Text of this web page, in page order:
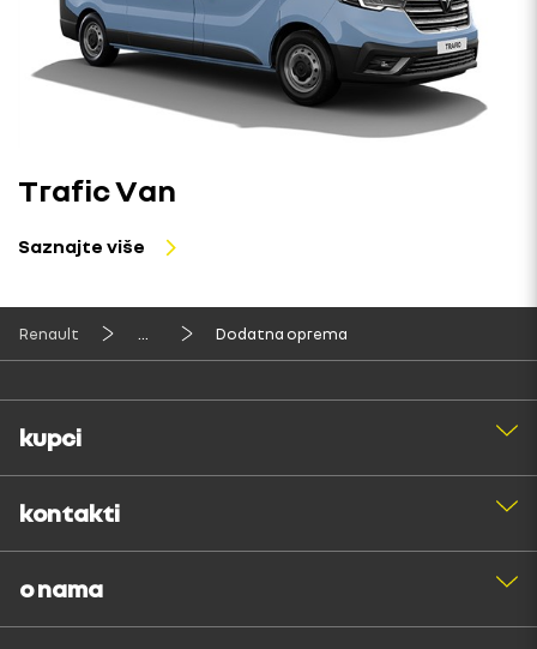
Trafic Van
Saznajte više